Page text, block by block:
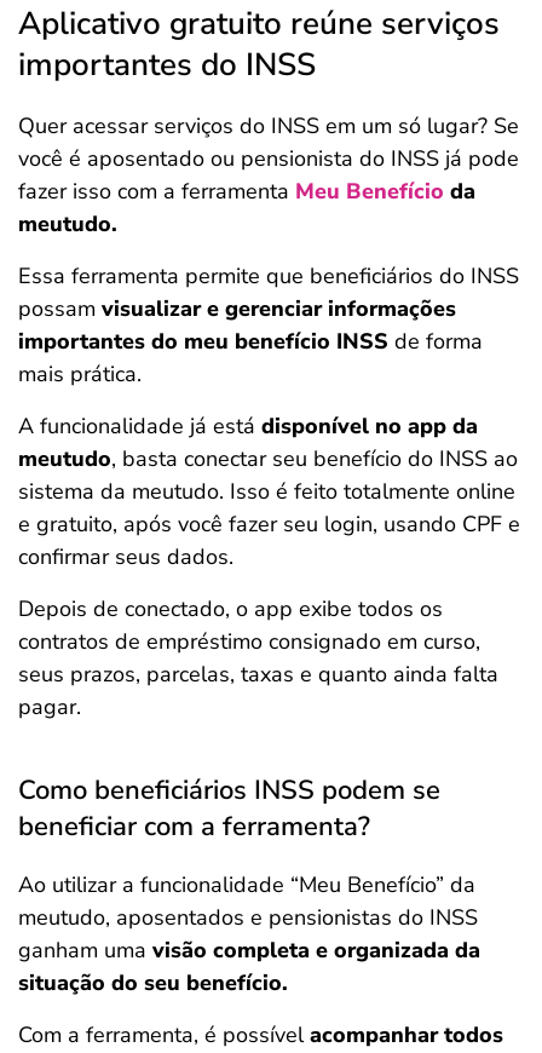
Aplicativo gratuito reúne serviços
importantes do INSS
Quer acessar serviços do INSS em um só lugar? Se
você é aposentado ou pensionista do INSS já pode
fazer isso com a ferramenta Meu Benefício da
meutudo.
Essa ferramenta permite que beneficiários do INSS
possam visualizar e gerenciar informações
importantes do meu benefício INSS de forma
mais prática.
A funcionalidade já está disponível no app da
meutudo, basta conectar seu benefício do INSS ao
sistema da meutudo. Isso é feito totalmente online
e gratuito, após você fazer seu login, usando CPF e
confirmar seus dados.
Depois de conectado, o app exibe todos os
contratos de empréstimo consignado em curso,
seus prazos, parcelas, taxas e quanto ainda falta
pagar.
Como beneficiários INSS podem se
beneficiar com a ferramenta?
Ao utilizar a funcionalidade “Meu Benefício” da
meutudo, aposentados e pensionistas do INSS
ganham uma visão completa e organizada da
situação do seu benefício.
Com a ferramenta, é possívelacompanhar todos